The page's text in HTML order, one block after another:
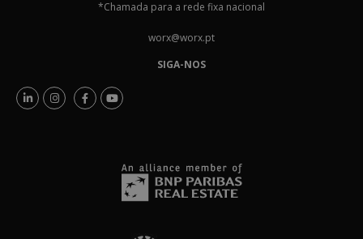
*Chamada para a rede fixa nacional
worx@worx.pt
SIGA-NOS